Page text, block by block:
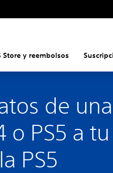
Store y reembolsos
de una
o PS5 a tu
PS5